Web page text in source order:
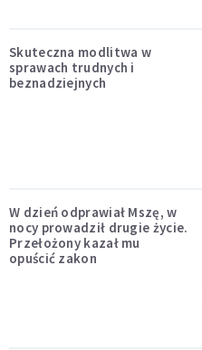
Skuteczna modlitwa w
sprawach trudnych i
beznadziejnych
W dzień odprawiał Mszę, w
nocy prowadził drugie życie.
Przełożony kazał mu
opuścić zakon